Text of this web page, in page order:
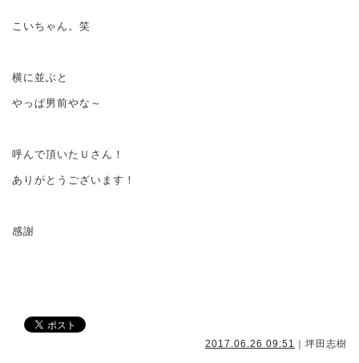
こいちゃん。笑
横に並ぶと
やっぱ男前やな～
呼んで頂いたＵさん！
ありがとうございます！
感謝
2017.06.26 09:51 ｜坪田志樹